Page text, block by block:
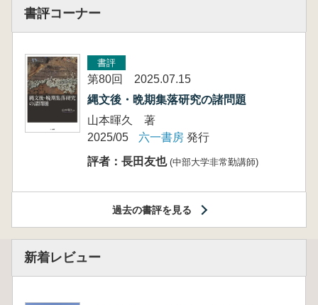
書評コーナー
書評
第80回 2025.07.15
縄文後・晩期集落研究の諸問題
山本暉久 著
2025/05
六一書房 発行
評者：長田友也 (中部大学非常勤講師)
過去の書評を見る
新着レビュー